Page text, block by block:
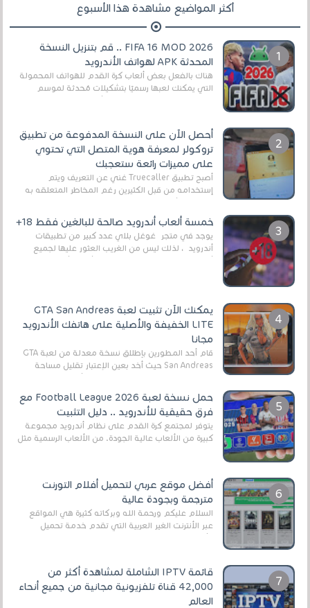
أكثر المواضيع مشاهدة هذا الأسبوع
FIFA 16 MOD 2026 .. قم بتنزيل النسخة
المحدثة APK لهواتف الأندرويد
هناك بالفعل بعض ألعاب كرة القدم للهواتف المحمولة
التي يمكنك لعبها رسميًا بتشكيلات مُحدثة لموسم
أحصل الآن على النسخة المدفوعة من تطبيق
تروكولر لمعرفة هوية المتصل التي تحتوي
على مميزات رائعة ستعجبك
أصبح تطبيق Truecaller غني عن التعريف ويتم
إستخدامه من قبل الكثيرين رغم المخاطر المتعلقه به
خمسة ألعاب أندرويد صالحة للبالغين فقط 18+
يوجد في متجر غوغل بلاي عدد كبير من تطبيقات
أندرويد ، لذلك ليس من الغريب العثور عليها لجميع
يمكنك الآن تثبيت لعبة GTA San Andreas
LITE الخفيفة والأصلية على هاتفك الأندرويد
مجانا
قام أحد المطورين بإطلاق نسخة معدلة من لعبة GTA
San Andreas حيث أخد بعين الإعتبار تقليل مساحة
حمل نسخة لعبة Football League 2026 مع
فرق حقيقية للأندرويد .. دليل التثبيت
يتوفر لمجتمع كرة القدم على نظام أندرويد مجموعة
كبيرة من الألعاب عالية الجودة. من الألعاب الرسمية مثل
أفضل موقع عربي لتحميل أفلام التورنت
مترجمة وبجودة عالية
السلام عليكم ورحمة الله وبركاته كثيرة هي المواقع
عبر الأنترنت الغير العربية التي تقدم خدمة تحميل
الأفلام على التورنت ، ومعظم هذه المواقع ل...
قائمة IPTV الشاملة لمشاهدة أكثر من
42,000 قناة تلفزيونية مجانية من جميع أنحاء
العالم